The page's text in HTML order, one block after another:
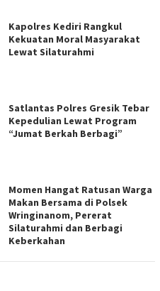
Kapolres Kediri Rangkul
Kekuatan Moral Masyarakat
Lewat Silaturahmi
Satlantas Polres Gresik Tebar
Kepedulian Lewat Program
“Jumat Berkah Berbagi”
Momen Hangat Ratusan Warga
Makan Bersama di Polsek
Wringinanom, Pererat
Silaturahmi dan Berbagi
Keberkahan